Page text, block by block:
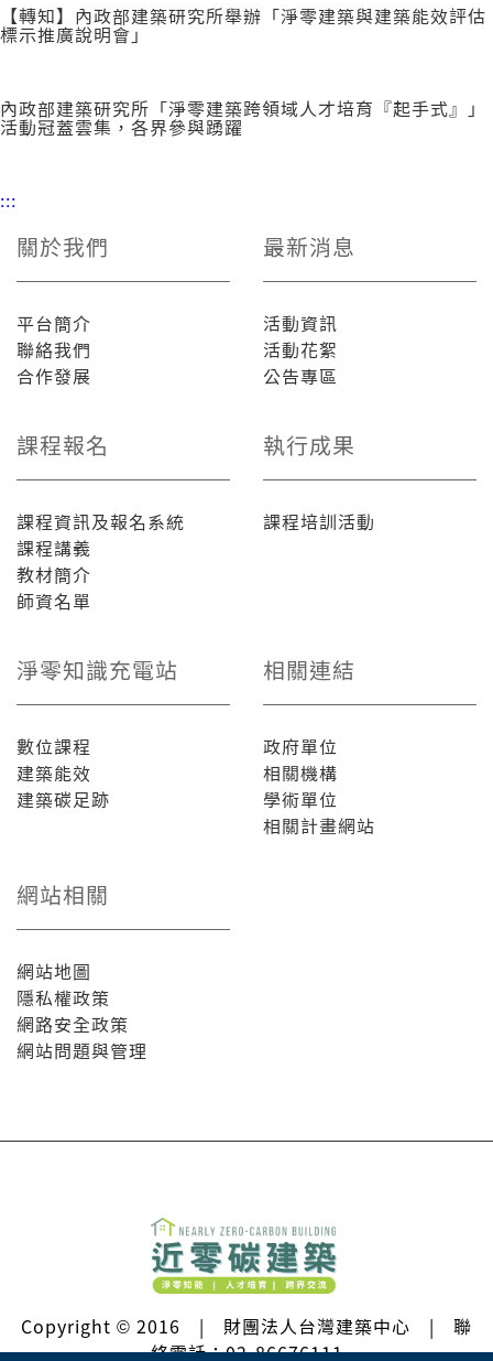
【轉知】內政部建築研究所舉辦「淨零建築與建築能效評估
標示推廣說明會」
內政部建築研究所「淨零建築跨領域人才培育『起手式』」
活動冠蓋雲集，各界參與踴躍
:::
關於我們
平台簡介
聯絡我們
合作發展
最新消息
活動資訊
活動花絮
公告專區
課程報名
課程資訊及報名系統
課程講義
教材簡介
師資名單
執行成果
課程培訓活動
淨零知識充電站
數位課程
建築能效
建築碳足跡
相關連結
政府單位
相關機構
學術單位
相關計畫網站
網站相關
網站地圖
隱私權政策
網路安全政策
網站問題與管理
Copyright © 2016 | 財團法人台灣建築中心 | 聯
絡電話：02-86676111